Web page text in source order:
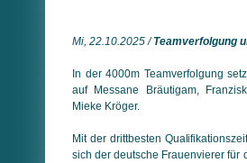
Mi, 22.10.2025 /Teamverfolgung
In der 4000m Teamverfolgung
auf Messane Bräutigam,
Mieke Kröger.
Mit der drittbesten
sich der deutsche Frauenvierer für